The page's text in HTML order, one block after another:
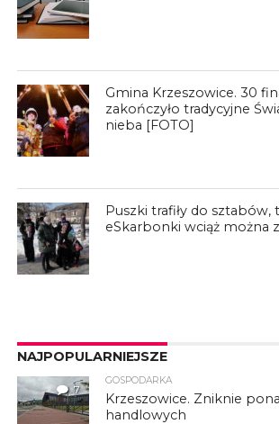
Gmina Krzeszowice. 30
zakończyło tradycyjne
nieba [FOTO]
Puszki trafiły do sztabów,
eSkarbonki wciąż można
NAJPOPULARNIEJSZE
7
GOSPODARKA
Krzeszowice. Zniknie
handlowych